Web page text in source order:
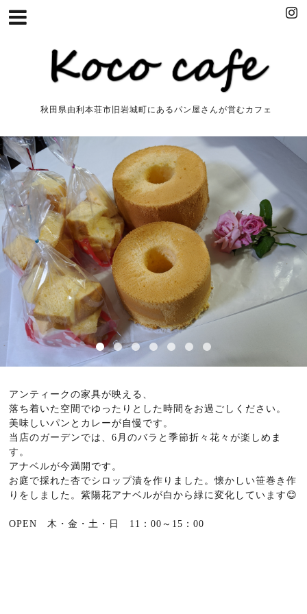
秋田県由利本荘市旧岩城町にあるパン屋さんが営むカフェ
アンティークの家具が映える、
落ち着いた空間でゆったりとした時間をお過ごしください。
美味しいパンとカレーが自慢です。
当店のガーデンでは、6月のバラと季節折々花々が楽しめま
す。
アナベルが今満開です。
お庭で採れた杏でシロップ漬を作りました。懐かしい笹巻き作
りをしました。紫陽花アナベルが白から緑に変化しています😊
OPEN 木・金・土・日 11：00～15：00